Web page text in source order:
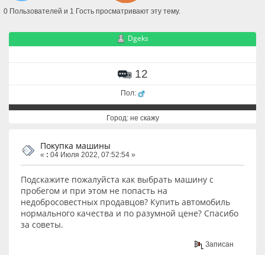
0 Пользователей и 1 Гость просматривают эту тему.
Dgeks
12
Пол:
Город: не скажу
Покупка машины
« : 04 Июля 2022, 07:52:54 »
Подскажите пожалуйста как выбрать машину с
пробегом и при этом не попасть на
недобросовестных продавцов? Купить автомобиль
нормального качества и по разумной цене? Спасибо
за советы.
Записан